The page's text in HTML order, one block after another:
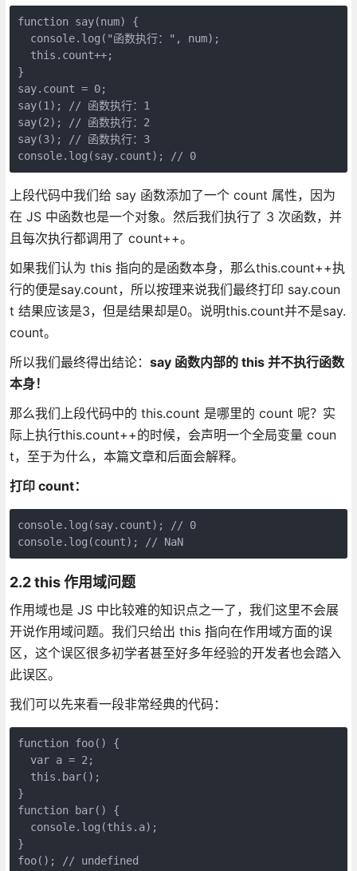
function say(num) {
  console.log("函数执行：", num);
  this.count++;
}
say.count = 0;
say(1); // 函数执行：1
say(2); // 函数执行：2
say(3); // 函数执行：3
console.log(say.count); // 0
上段代码中我们给 say 函数添加了一个 count 属性，因为
在 JS 中函数也是一个对象。然后我们执行了 3 次函数，并
且每次执行都调用了 count++。
如果我们认为 this 指向的是函数本身，那么this.count++执
行的便是say.count，所以按理来说我们最终打印 say.coun
t 结果应该是3，但是结果却是0。说明this.count并不是say.
count。
所以我们最终得出结论： say 函数内部的 this 并不执行函数
本身！
那么我们上段代码中的 this.count 是哪里的 count 呢？实
际上执行this.count++的时候，会声明一个全局变量 coun
t，至于为什么，本篇文章和后面会解释。
打印 count：
console.log(say.count); // 0
console.log(count); // NaN
2.2 this 作用域问题
作用域也是 JS 中比较难的知识点之一了，我们这里不会展
开说作用域问题。我们只给出 this 指向在作用域方面的误
区，这个误区很多初学者甚至好多年经验的开发者也会踏入
此误区。
我们可以先来看一段非常经典的代码：
function foo() {
  var a = 2;
  this.bar();
}
function bar() {
  console.log(this.a);
}